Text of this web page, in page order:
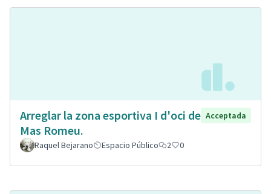
Arreglar la zona esportiva I d'oci de
Mas Romeu.
Acceptada
Raquel Bejarano Espacio Público 2 0